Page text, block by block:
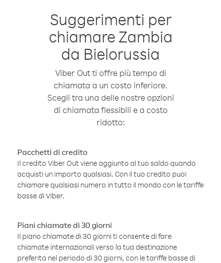
Suggerimenti per
chiamare Zambia
da Bielorussia
Viber Out ti offre più tempo di
chiamata a un costo inferiore.
Scegli tra una delle nostre opzioni
di chiamata flessibili e a costo
ridotto:
Pacchetti di credito
Il credito Viber Out viene aggiunto al tuo saldo quando
acquisti un importo qualsiasi. Con il tuo credito puoi
chiamare qualsiasi numero in tutto il mondo con le tariffe
basse di Viber.
Piani chiamate di 30 giorni
Il piano chiamate di 30 giorni ti consente di fare
chiamate internazionali verso la tua destinazione
preferita nel periodo di 30 giorni, con le tariffe basse di